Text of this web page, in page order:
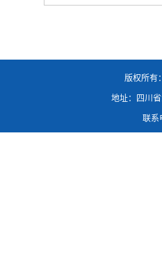
版权所有
地址：四川
联系